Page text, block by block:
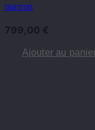
marron
799,00 €
Ajouter au